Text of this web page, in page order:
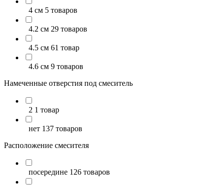
4 см 5 товаров
4.2 см 29 товаров
4.5 см 61 товар
4.6 см 9 товаров
Намеченные отверстия под смеситель
2 1 товар
нет 137 товаров
Расположение смесителя
посередине 126 товаров